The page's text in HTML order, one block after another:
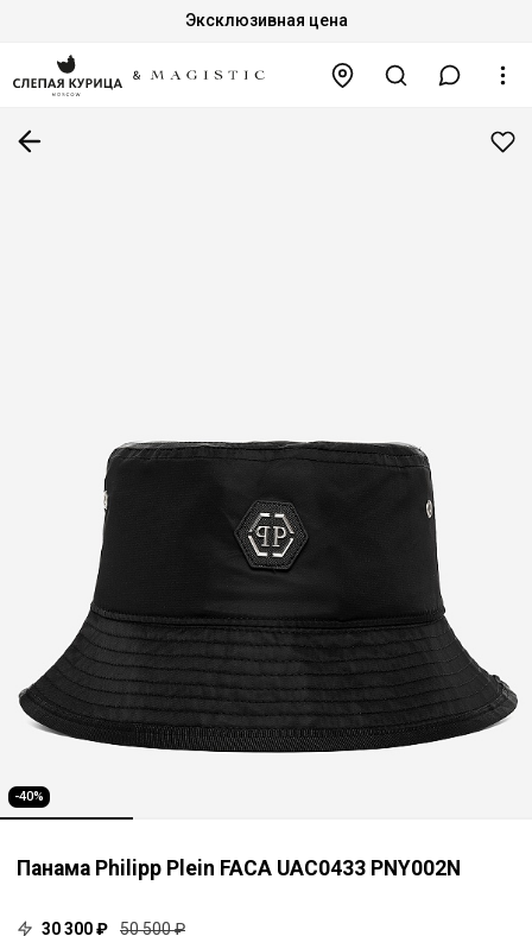
Эксклюзивная цена
-40%
Панама Philipp Plein FACA UAC0433 PNY002N
30 300 ₽ 50 500 ₽